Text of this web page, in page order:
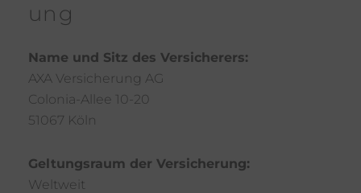
ung
Name und Sitz des Versicherers:
AXA Versicherung AG
Colonia-Allee 10-20
51067 Köln
Geltungsraum der Versicherung:
Weltweit